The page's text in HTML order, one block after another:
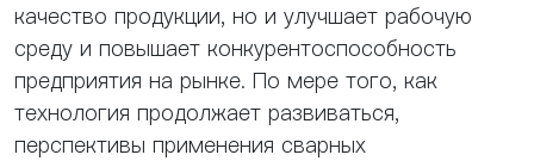
качество продукции, но и улучшает рабочую
среду и повышает конкурентоспособность
предприятия на рынке. По мере того, как
технология продолжает развиваться,
перспективы применения сварных